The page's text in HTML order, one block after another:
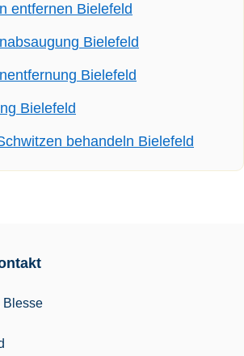
entfernen Bielefeld
Bielefeld
Bielefeld
Bielefeld
behandeln Bielefeld
Blesse